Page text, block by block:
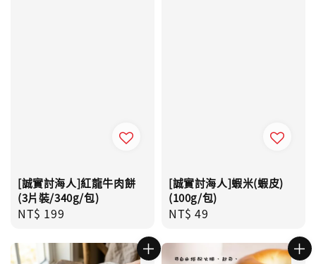
[誠實討海人]紅龍牛肉餅
(3片裝/340g/包)
Regular
NT$ 199
[誠實討海人]蝦米(蝦皮)
(100g/包)
Regular
NT$ 49